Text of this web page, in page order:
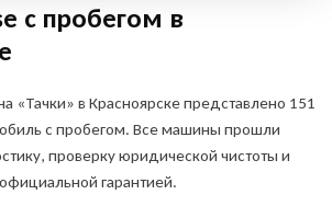
с пробегом в
«Тачки» в Красноярске представлено 151
с пробегом. Все машины прошли
проверку юридической чистоты и
гарантией.